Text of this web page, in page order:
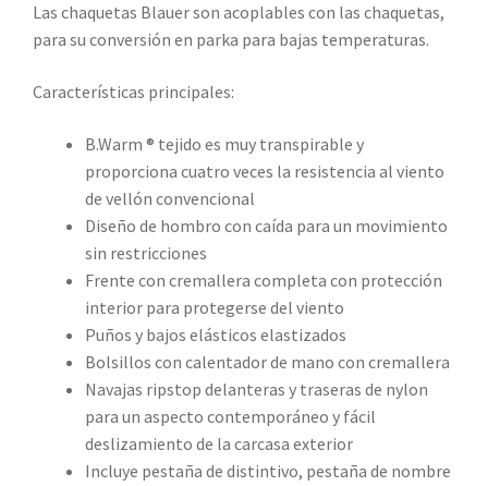
Las chaquetas Blauer son acoplables con las chaquetas,
para su conversión en parka para bajas temperaturas.
Características principales:
B.Warm ® tejido es muy transpirable y
proporciona cuatro veces la resistencia al viento
de vellón convencional
Diseño de hombro con caída para un movimiento
sin restricciones
Frente con cremallera completa con protección
interior para protegerse del viento
Puños y bajos elásticos elastizados
Bolsillos con calentador de mano con cremallera
Navajas ripstop delanteras y traseras de nylon
para un aspecto contemporáneo y fácil
deslizamiento de la carcasa exterior
Incluye pestaña de distintivo, pestaña de nombre